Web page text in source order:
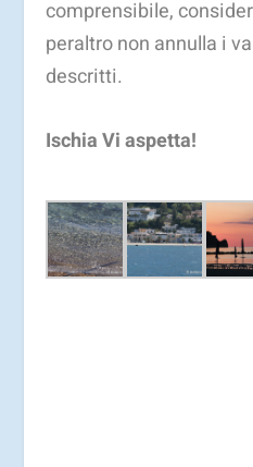
comprensibile,
peraltro non annulla i
descritti.
Ischia Vi aspetta!